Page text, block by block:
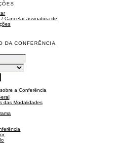
/Cancelar assinatura de
DA CONFERÊNCIA
a Conferência
das Modalidades